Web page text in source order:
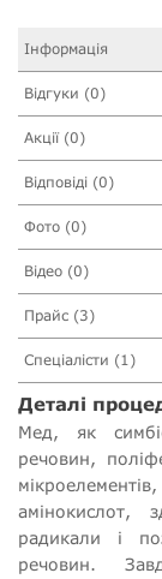
Інформація
Відгуки (0)
Акції (0)
Відповіді (0)
Фото (0)
Відео (0)
Прайс (3)
Спеціалісти (1)
Деталі
Мед, як
речовин,
амінокислот,
радикали і
речовин.